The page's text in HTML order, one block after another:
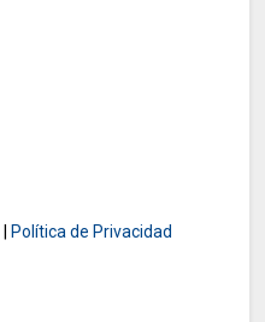
Política de Privacidad